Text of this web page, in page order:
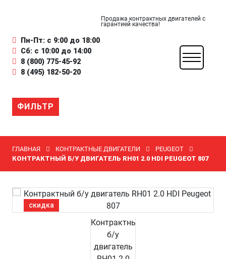
Продажа контрактных двигателей с
гарантией качества!
Пн-Пт: с 9:00 до 18:00
Сб: с 10:00 до 14:00
8 (800) 775-45-92
8 (495) 182-50-20
ФИЛЬТР
ГЛАВНАЯ КОНТРАКТНЫЕ ДВИГАТЕЛИ
PEUGEOT
КОНТРАКТНЫЙ Б/У ДВИГАТЕЛЬ RH01 2.0 HDI PEUGEOT 807
скидка